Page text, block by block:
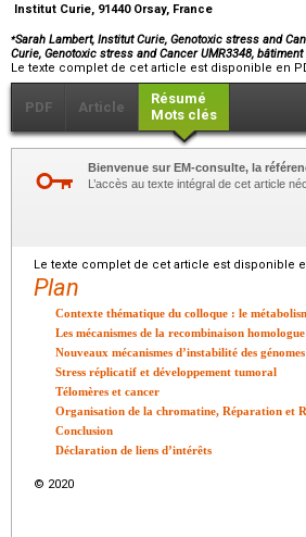
Institut Curie, 91440 Orsay, France
⁎Sarah Lambert, Institut Curie, Genotoxic stress and
Curie, Genotoxic stress and Cancer UMR3348,
Le texte complet de cet article est disponible en
PDF Article
Résumé
Mots clés
Bienvenue sur EM-consulte, la
L’accès au texte intégral de cet article
Le texte complet de cet article est disponible
Plan
Contexte thématique du colloque : le
Les mécanismes de la recombinaison
Nouveaux mécanismes d’instabilité des
Stress réplicatif et développement tumoral
Télomères et cancer
Organisation de la chromatine, Réparation et
Conclusion
Déclaration de liens d’intérêts
© 2020